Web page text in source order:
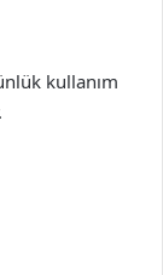
kullanım